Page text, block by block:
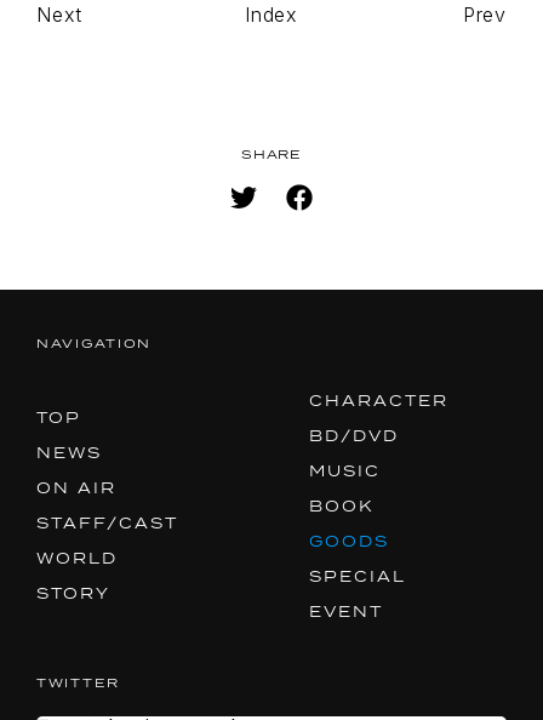
MUSIC
Index
Next Prev
SHARE
NAVIGATION
TOP
NEWS
ON AIR
STAFF/CAST
WORLD
STORY
CHARACTER
BD/DVD
MUSIC
BOOK
GOODS
SPECIAL
EVENT
TWITTER